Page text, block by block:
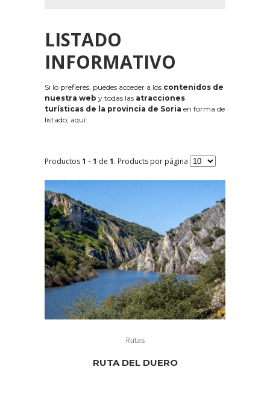
LISTADO
INFORMATIVO
Si lo prefieres, puedes acceder a los contenidos de
nuestra web y todas las atracciones
turísticas de la provincia de Soria en forma de
listado, aquí:
Productos1 - 1 de 1. Products por página
Rutas
RUTA DEL DUERO